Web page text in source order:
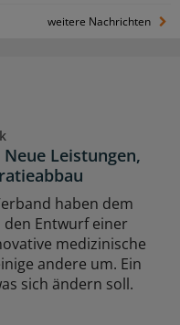
weitere Nachrichten
Leistungen,
haben dem
Entwurf einer
medizinische
andere um. Ein
sich ändern soll.